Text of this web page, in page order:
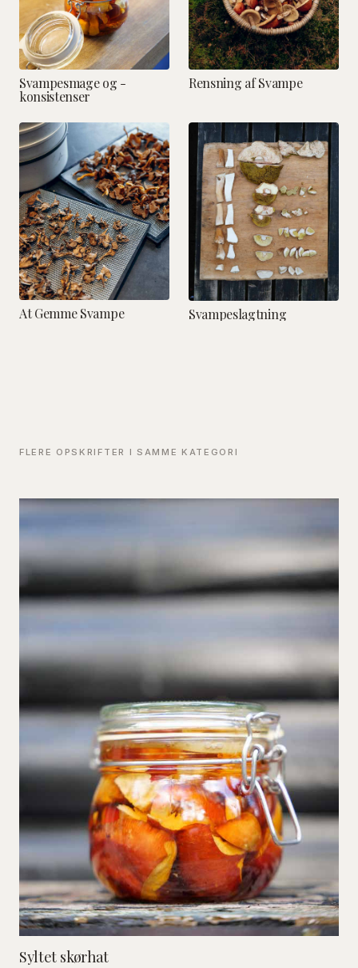
Svampesmage og -
konsistenser
Rensning af Svampe
At Gemme Svampe Svampeslagtning
FLERE OPSKRIFTER I SAMME KATEGORI
Syltet skørhat